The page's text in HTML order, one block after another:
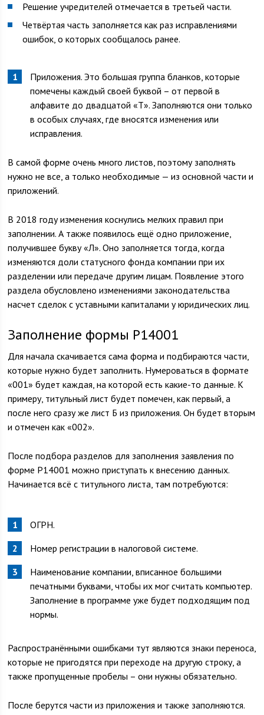
Решение учредителей отмечается в третьей части.
Четвёртая часть заполняется как раз исправлениями
ошибок, о которых сообщалось ранее.
Приложения. Это большая группа бланков, которые
помечены каждый своей буквой – от первой в
алфавите до двадцатой «Т». Заполняются они только
в особых случаях, где вносятся изменения или
исправления.
В самой форме очень много листов, поэтому заполнять
нужно не все, а только необходимые — из основной части и
приложений.
В 2018 году изменения коснулись мелких правил при
заполнении. А также появилось ещё одно приложение,
получившее букву «Л». Оно заполняется тогда, когда
изменяются доли статусного фонда компании при их
разделении или передаче другим лицам. Появление этого
раздела обусловлено изменениями законодательства
насчет сделок с уставными капиталами у юридических лиц.
Заполнение формы Р14001
Для начала скачивается сама форма и подбираются части,
которые нужно будет заполнить. Нумероваться в формате
«001» будет каждая, на которой есть какие-то данные. К
примеру, титульный лист будет помечен, как первый, а
после него сразу же лист Б из приложения. Он будет вторым
и отмечен как «002».
После подбора разделов для заполнения заявления по
форме Р14001 можно приступать к внесению данных.
Начинается всё с титульного листа, там потребуются:
ОГРН.
Номер регистрации в налоговой системе.
Наименование компании, вписанное большими
печатными буквами, чтобы их мог считать компьютер.
Заполнение в программе уже будет подходящим под
нормы.
Распространёнными ошибками тут являются знаки переноса,
которые не пригодятся при переходе на другую строку, а
также пропущенные пробелы – они нужны обязательно.
После берутся части из приложения и также заполняются.